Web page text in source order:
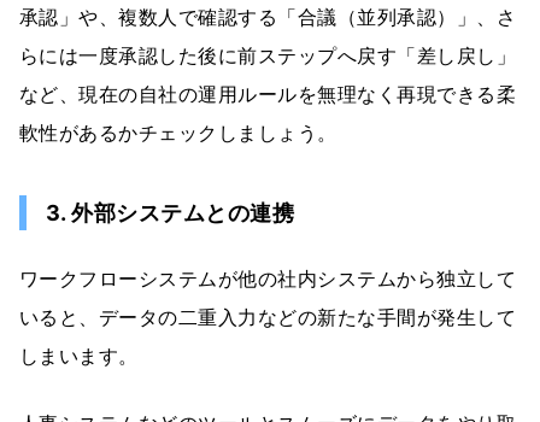
承認」や、複数人で確認する「合議（並列承認）」、さ
らには一度承認した後に前ステップへ戻す「差し戻し」
など、現在の自社の運用ルールを無理なく再現できる柔
軟性があるかチェックしましょう。
3. 外部システムとの連携
ワークフローシステムが他の社内システムから独立して
いると、データの二重入力などの新たな手間が発生して
しまいます。